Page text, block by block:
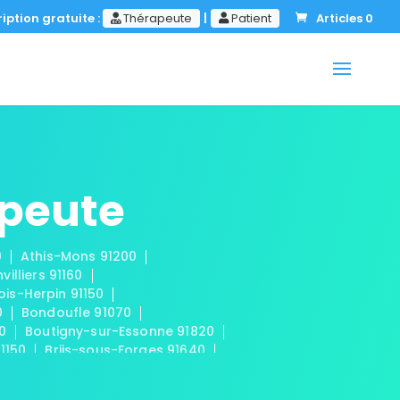
gratuite : Thérapeute | Patient Articles 0
Athis-Mons 91200
91160
Herpin 91150
Bondoufle 91070
Boutigny-sur-Essonne 91820
Briis-sous-Forges 91640